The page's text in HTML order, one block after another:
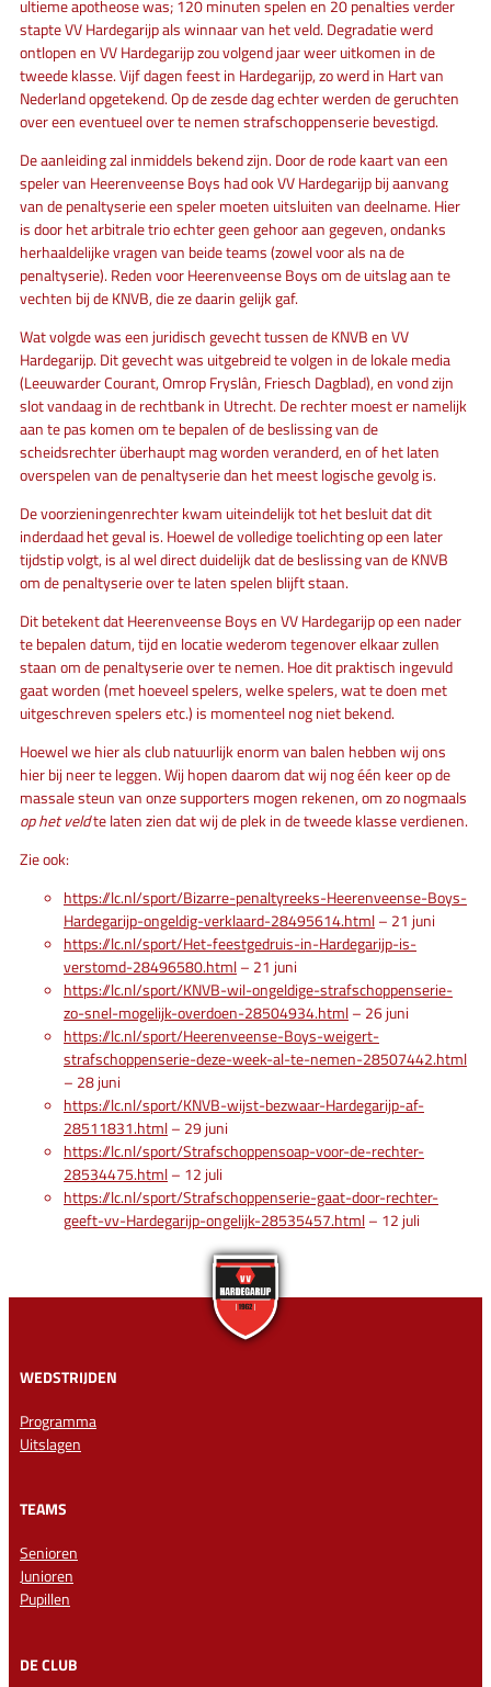
ultieme apotheose was; 120 minuten spelen en 20 penalties verder
stapte VV Hardegarijp als winnaar van het veld. Degradatie werd
ontlopen en VV Hardegarijp zou volgend jaar weer uitkomen in de
tweede klasse. Vijf dagen feest in Hardegarijp, zo werd in Hart van
Nederland opgetekend. Op de zesde dag echter werden de geruchten
over een eventueel over te nemen strafschoppenserie bevestigd.
De aanleiding zal inmiddels bekend zijn. Door de rode kaart van een
speler van Heerenveense Boys had ook VV Hardegarijp bij aanvang
van de penaltyserie een speler moeten uitsluiten van deelname. Hier
is door het arbitrale trio echter geen gehoor aan gegeven, ondanks
herhaaldelijke vragen van beide teams (zowel voor als na de
penaltyserie). Reden voor Heerenveense Boys om de uitslag aan te
vechten bij de KNVB, die ze daarin gelijk gaf.
Wat volgde was een juridisch gevecht tussen de KNVB en VV
Hardegarijp. Dit gevecht was uitgebreid te volgen in de lokale media
(Leeuwarder Courant, Omrop Fryslân, Friesch Dagblad), en vond zijn
slot vandaag in de rechtbank in Utrecht. De rechter moest er namelijk
aan te pas komen om te bepalen of de beslissing van de
scheidsrechter überhaupt mag worden veranderd, en of het laten
overspelen van de penaltyserie dan het meest logische gevolg is.
De voorzieningenrechter kwam uiteindelijk tot het besluit dat dit
inderdaad het geval is. Hoewel de volledige toelichting op een later
tijdstip volgt, is al wel direct duidelijk dat de beslissing van de KNVB
om de penaltyserie over te laten spelen blijft staan.
Dit betekent dat Heerenveense Boys en VV Hardegarijp op een nader
te bepalen datum, tijd en locatie wederom tegenover elkaar zullen
staan om de penaltyserie over te nemen. Hoe dit praktisch ingevuld
gaat worden (met hoeveel spelers, welke spelers, wat te doen met
uitgeschreven spelers etc.) is momenteel nog niet bekend.
Hoewel we hier als club natuurlijk enorm van balen hebben wij ons
hier bij neer te leggen. Wij hopen daarom dat wij nog één keer op de
massale steun van onze supporters mogen rekenen, om zo nogmaals
op het veldte laten zien dat wij de plek in de tweede klasse verdienen.
Zie ook:
https://lc.nl/sport/Bizarre-penaltyreeks-Heerenveense-Boys-
Hardegarijp-ongeldig-verklaard-28495614.html– 21 juni
https://lc.nl/sport/Het-feestgedruis-in-Hardegarijp-is-
verstomd-28496580.html– 21 juni
https://lc.nl/sport/KNVB-wil-ongeldige-strafschoppenserie-
zo-snel-mogelijk-overdoen-28504934.html– 26 juni
https://lc.nl/sport/Heerenveense-Boys-weigert-
strafschoppenserie-deze-week-al-te-nemen-28507442.html
– 28 juni
https://lc.nl/sport/KNVB-wijst-bezwaar-Hardegarijp-af-
28511831.html– 29 juni
https://lc.nl/sport/Strafschoppensoap-voor-de-rechter-
28534475.html– 12 juli
https://lc.nl/sport/Strafschoppenserie-gaat-door-rechter-
geeft-vv-Hardegarijp-ongelijk-28535457.html– 12 juli
WEDSTRIJDEN
Programma
Uitslagen
TEAMS
Senioren
Junioren
Pupillen
DE CLUB